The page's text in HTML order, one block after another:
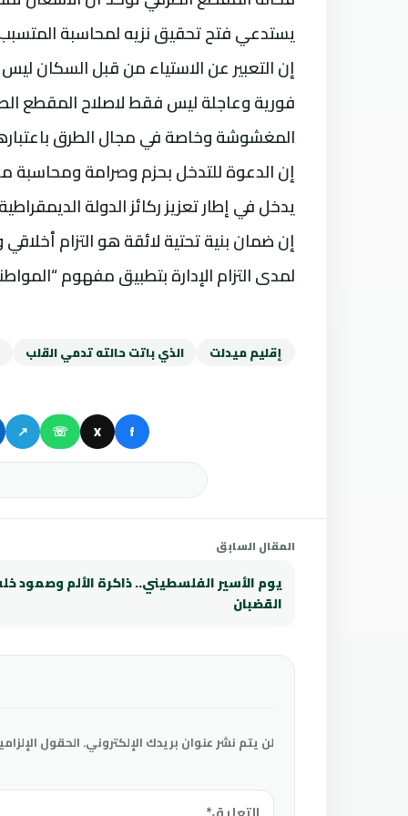
يستدعي فتح تحقيق نزيه لمحاسبة
إن التعبير عن الاستياء من قبل السكان
فورية وعاجلة ليس فقط لاصلاح المقطع
المغشوشة وخاصة في مجال الطرق
إن الدعوة للتدخل بحزم وصرامة
يدخل في إطار تعزيز ركائز الدولة
إن ضمان بنية تحتية لائقة هو التزام
لمدى التزام الإدارة بتطبيق مفهوم
إقليم ميدلت الذي باتت حالته تدمي القلب
f
X
☏
↗
المقال السابق
يوم الأسير الفلسطيني.. ذاكرة الألم وصمود
القضبان
لن يتم نشر عنوان بريدك الإلكتروني. الحقول